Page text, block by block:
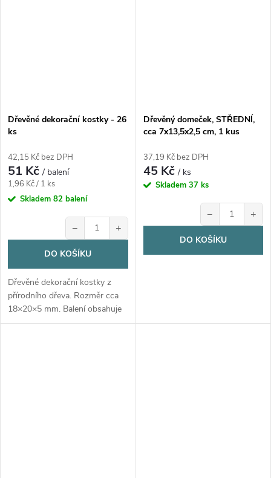
Dřevěné dekorační kostky - 26
ks
42,15 Kč bez DPH
51 Kč/ balení
Měrná
cena:
1,96 Kč / 1 ks
Skladem 82 balení
− +
DO KOŠÍKU
Dřevěné dekorační kostky z
přírodního dřeva. Rozměr cca
18×20×5 mm. Balení obsahuje
26 ks.
Dřevěný domeček, STŘEDNÍ,
cca 7x13,5x2,5 cm, 1 kus
37,19 Kč bez DPH
45 Kč/ ks
Skladem 37 ks
− +
DO KOŠÍKU